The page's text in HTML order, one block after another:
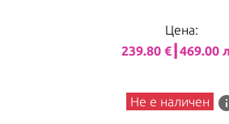
Цена:
239.80 €┃469.00
Не е наличен